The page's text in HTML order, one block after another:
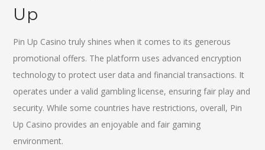
Up
Pin Up Casino truly shines when it comes to its generous
promotional offers. The platform uses advanced encryption
technology to protect user data and financial transactions. It
operates under a valid gambling license, ensuring fair play and
security. While some countries have restrictions, overall, Pin
Up Casino provides an enjoyable and fair gaming
environment.